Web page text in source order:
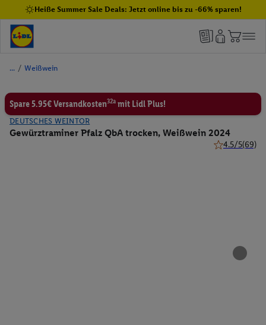
Heiße Summer Sale Deals: Jetzt online bis zu -66% sparen!
/ Weißwein
Spare 5.95€ Versandkosten32a mit Lidl Plus!
DEUTSCHES WEINTOR
Gewürztraminer Pfalz QbA trocken, Weißwein 2024
4.5/5(69)